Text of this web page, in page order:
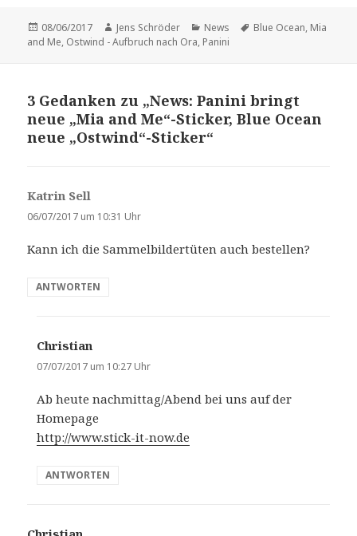
Veröffentlicht
am
08/06/2017 Autor
Jens Schröder Kategorien
News Schlagwörter
Blue Ocean, Mia
and Me, Ostwind - Aufbruch nach Ora, Panini
3 Gedanken zu „News: Panini bringt
neue „Mia and Me“-Sticker, Blue Ocean
neue „Ostwind“-Sticker“
Katrin Sell
a
t
06/07/2017 um 10:31 Uhr
Kann ich die Sammelbildertüten auch bestellen?
ANTWORTEN
Christian
a
t
:
07/07/2017 um 10:27 Uhr
Ab heute nachmittag/Abend bei uns auf der
Homepage
http://www.stick-it-now.de
ANTWORTEN